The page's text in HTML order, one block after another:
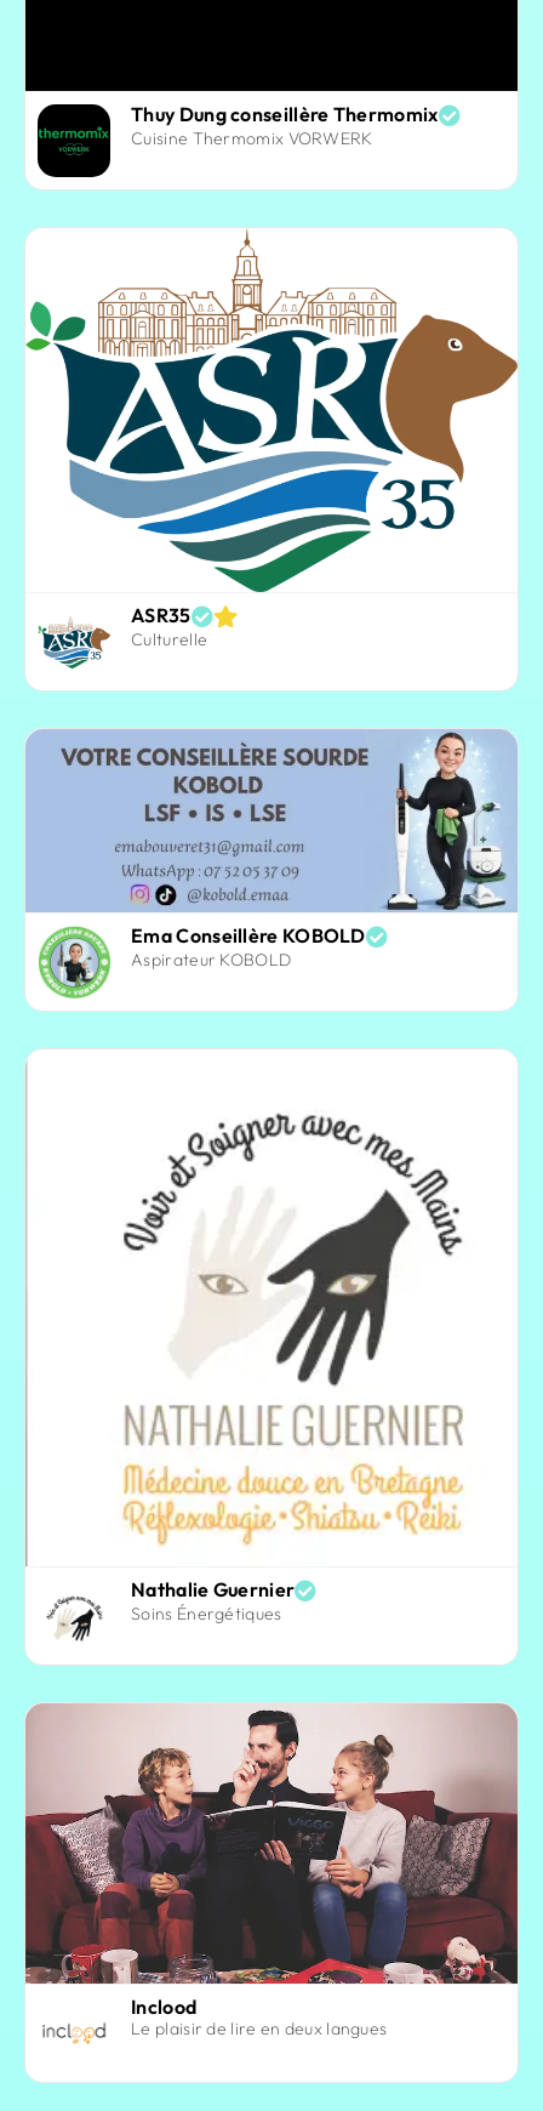
Thuy Dung conseillère Thermomix
Cuisine Thermomix VORWERK
ASR35
Culturelle
Ema Conseillère KOBOLD
Aspirateur KOBOLD
Nathalie Guernier
Soins Énergétiques
Inclood
Le plaisir de lire en deux langues